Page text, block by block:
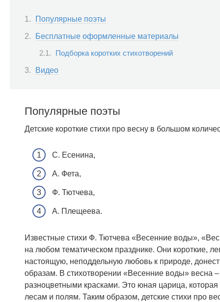
Популярные поэты
Бесплатные оформленные материалы
Подборка коротких стихотворений
Видео
Популярные поэты
Детские короткие стихи про весну в большом
С. Есенина,
А. Фета,
Ф. Тютчева,
А. Плещеева.
Известные стихи Ф. Тютчева «Весенние воды»,
на любом тематическом празднике. Они короткие,
настоящую, неподдельную любовь к природе,
образам. В стихотворении «Весенние воды» весна
разноцветными красками. Это юная царица,
лесам и полям. Таким образом, детские стихи про